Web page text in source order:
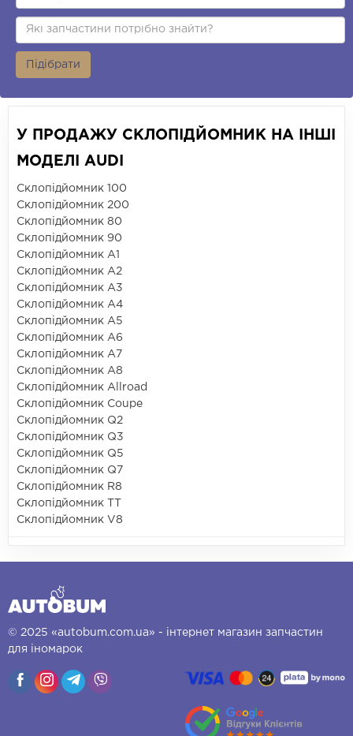
Підібрати
У ПРОДАЖУ СКЛОПІДЙОМНИК НА ІНШІ
МОДЕЛІ AUDI
Склопідйомник 100
Склопідйомник 200
Склопідйомник 80
Склопідйомник 90
Склопідйомник A1
Склопідйомник A2
Склопідйомник A3
Склопідйомник A4
Склопідйомник A5
Склопідйомник A6
Склопідйомник A7
Склопідйомник A8
Склопідйомник Allroad
Склопідйомник Coupe
Склопідйомник Q2
Склопідйомник Q3
Склопідйомник Q5
Склопідйомник Q7
Склопідйомник R8
Склопідйомник TT
Склопідйомник V8
© 2025 «autobum.com.ua» - інтернет магазин запчастин
для іномарок